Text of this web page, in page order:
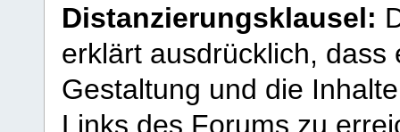
Distanzierungsklausel:
erklärt ausdrücklich,
Gestaltung und die
Links des Forums zu